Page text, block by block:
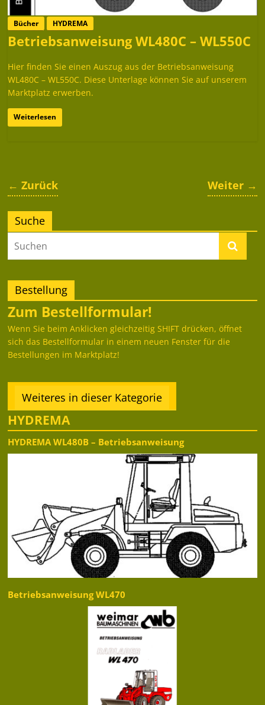
Bücher HYDREMA
Betriebsanweisung WL480C – WL550C
Hier finden Sie einen Auszug aus der Betriebsanweisung
WL480C – WL550C. Diese Unterlage können Sie auf unserem
Marktplatz erwerben.
Weiterlesen
← Zurück Weiter →
Suche
Bestellung
Zum Bestellformular!
Wenn Sie beim Anklicken gleichzeitig SHIFT drücken, öffnet
sich das Bestellformular in einem neuen Fenster für die
Bestellungen im Marktplatz!
Weiteres in dieser Kategorie
HYDREMA
HYDREMA WL480B – Betriebsanweisung
Betriebsanweisung WL470